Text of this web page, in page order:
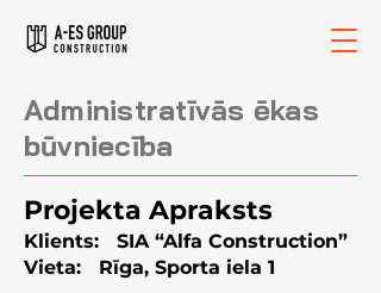
Projekta Apraksts
Klients: SIA “Alfa Construction”
Vieta: Rīga, Sporta iela 1
Administratīvās ēkas
būvniecība